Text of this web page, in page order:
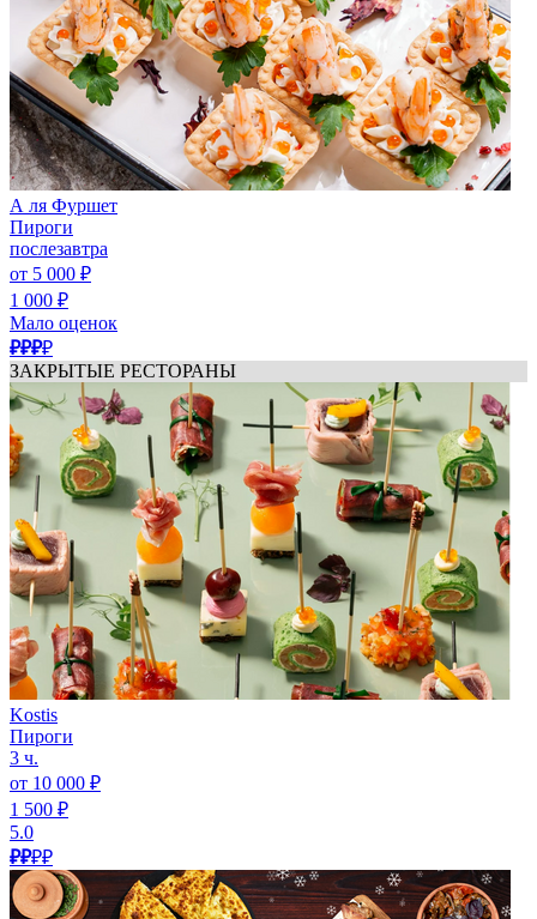
А ля Фуршет
Пироги
послезавтра
от 5 000 ₽
1 000 ₽
Мало оценок
₽₽₽₽
ЗАКРЫТЫЕ РЕСТОРАНЫ
Kostis
Пироги
3 ч.
от 10 000 ₽
1 500 ₽
5.0
₽₽₽₽